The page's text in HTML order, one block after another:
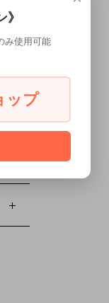
ださいませ。
》
み使用可能
ップ